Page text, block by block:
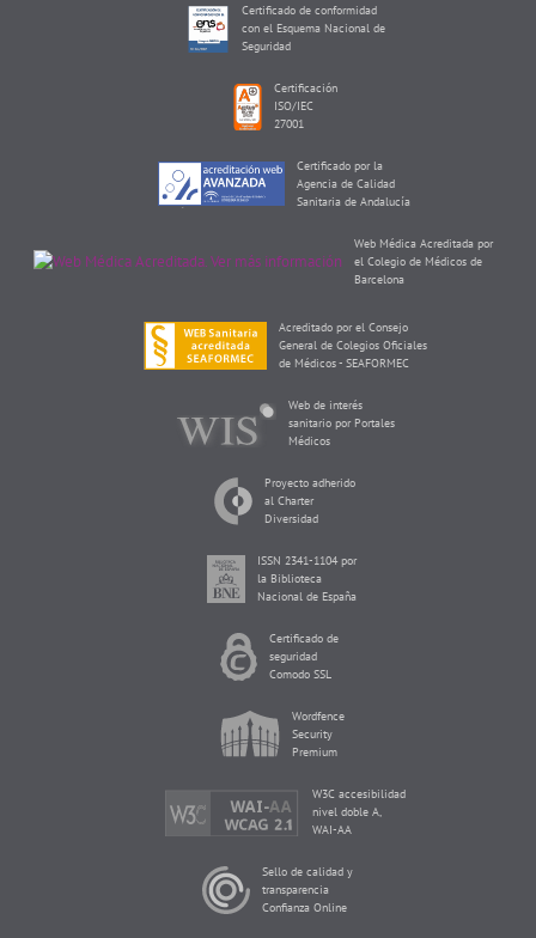
Certificado de conformidad
con el Esquema Nacional de
Seguridad
Certificación
ISO/IEC
27001
Certificado por la
Agencia de Calidad
Sanitaria de Andalucía
Web Médica Acreditada por
el Colegio de Médicos de
Barcelona
Acreditado por el Consejo
General de Colegios Oficiales
de Médicos - SEAFORMEC
Web de interés
sanitario por Portales
Médicos
Proyecto adherido
al Charter
Diversidad
ISSN 2341-1104 por
la Biblioteca
Nacional de España
Certificado de
seguridad
Comodo SSL
Wordfence
Security
Premium
W3C accesibilidad
nivel doble A,
WAI-AA
Sello de calidad y
transparencia
Confianza Online